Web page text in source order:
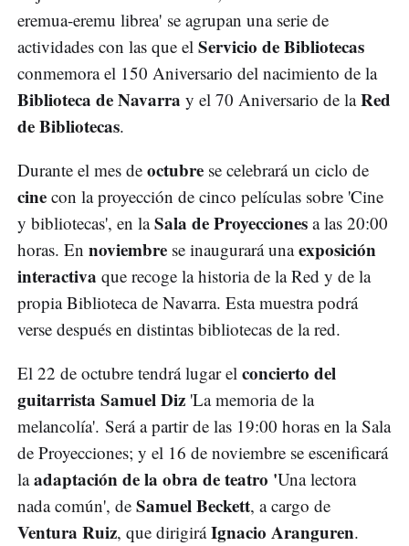
eremua-eremu librea' se agrupan una serie de
actividades con las que el Servicio de Bibliotecas
conmemora el 150 Aniversario del nacimiento de la
Biblioteca de Navarra y el 70 Aniversario de laRed
de Bibliotecas.
Durante el mes de octubre se celebrará un ciclo de
cine con la proyección de cinco películas sobre 'Cine
y bibliotecas', en laSala de Proyecciones a las 20:00
horas. En noviembre se inaugurará unaexposición
interactiva que recoge la historia de la Red y de la
propia Biblioteca de Navarra. Esta muestra podrá
verse después en distintas bibliotecas de la red.
El 22 de octubre tendrá lugar el concierto del
guitarrista Samuel Diz 'La memoria de la
melancolía'. Será a partir de las 19:00 horas en la Sala
de Proyecciones; y el 16 de noviembre se escenificará
laadaptación de la obra de teatro 'Una lectora
nada común', de Samuel Beckett, a cargo de
Ventura Ruiz, que dirigiráIgnacio Aranguren.